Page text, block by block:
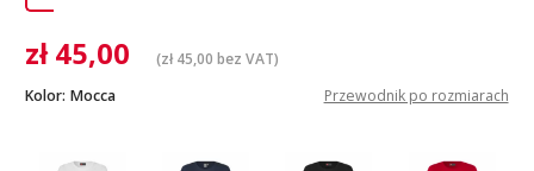
zł 45,00 (zł 45,00 bez VAT)
Kolor: Mocca Przewodnik po rozmiarach